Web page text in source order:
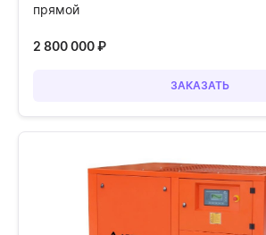
прямой
2 800 000₽
ЗАКАЗАТЬ